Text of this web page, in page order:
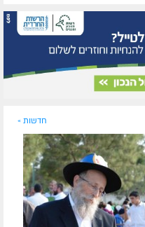
חדשות »